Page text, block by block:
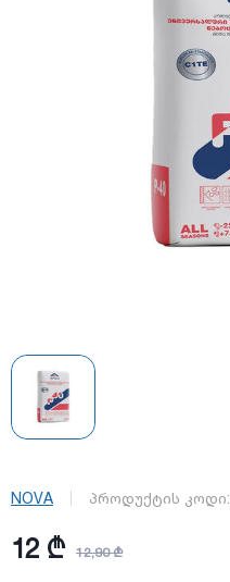
NOVA პროდუქტის კოდი:
12 ₾ 12,90 ₾